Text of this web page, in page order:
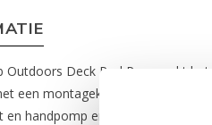
Outdoors Deck Pod Pro maakt
een montagekit
en handpomp en onderop bevind